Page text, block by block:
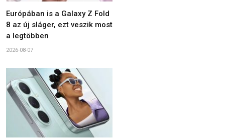
Európában is a Galaxy Z Fold
8 az új sláger, ezt veszik most
a legtöbben
2026-08-07